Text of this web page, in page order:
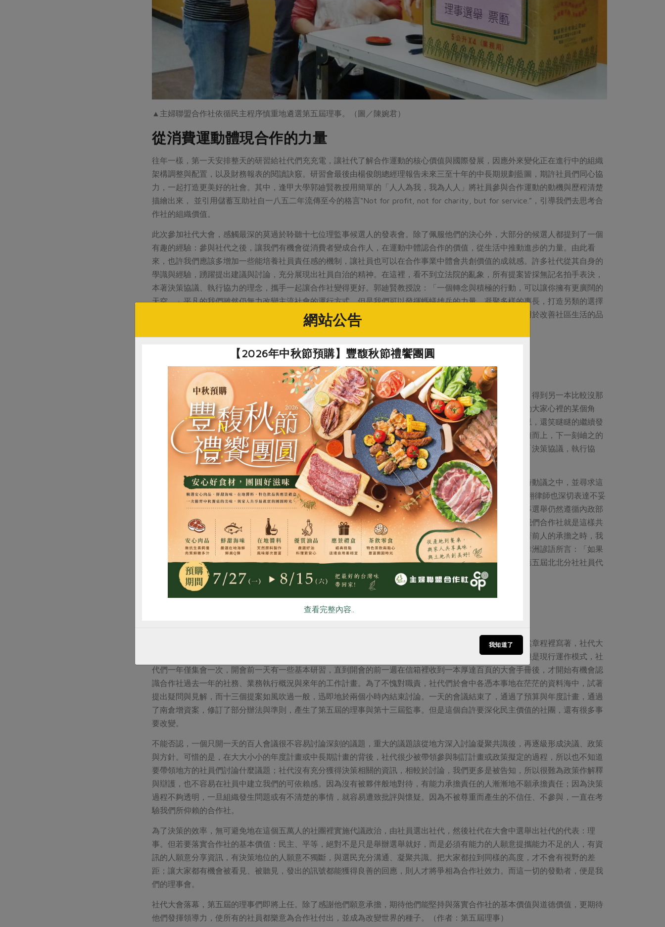
▲主婦聯盟合作社依循民主程序慎重地遴選第五屆理事。（圖／陳婉君）
從消費運動體現合作的力量
往年一樣，第一天安排整天的研習給社代們充充電，讓社代了解合作運動的核心價值與國際發展，因應外來變化正在進行中的組織
架構調整與配置，以及財務報表的閱讀訣竅。研習會最後由楊俊朗總經理報告未來三至十年的中長期規劃藍圖，期許社員們同心協
力，一起打造更美好的社會。其中，逢甲大學郭廸賢教授用簡單的「人人為我，我為人人」將社員參與合作運動的動機與歷程清楚
描繪出來， 並引用儲蓄互助社自一八五二年流傳至今的格言“Not for profit, not for charity, but for service.”，引導我們去思考合
作社的組織價值。
此次參加社代大會，感觸最深的莫過於聆聽十七位理監事候選人的發表會。除了佩服他們的決心外，大部分的候選人都提到了一個
有趣的經驗：參與社代之後，讓我們有機會從消費者變成合作人，在運動中體認合作的價值，從生活中推動進步的力量。由此看
來，也許我們應該多增加一些能培養社員責任感的機制，讓社員也可以在合作事業中體會共創價值的成就感。許多社代從其自身的
學識與經驗，踴躍提出建議與討論，充分展現出社員自治的精神。在這裡，看不到立法院的亂象，所有提案皆採無記名拍手表決，
本著決策協議、執行協力的理念，攜手一起讓合作社變得更好。郭廸賢教授說：「一個轉念與積極的行動，可以讓你擁有更廣闊的
天空。」平凡的我們雖然仍無力改變主流社會的運行方式，但是我們可以發揮螞蟻雄兵的力量，凝聚多樣的專長，打造另類的選擇
供世人學習與效法。對所有社員來說，最簡單的便是抽空參與班或站所的地區營運，將自己的才能與經驗，用於改善社區生活的品
質。夥伴們，我們排個時間一起去參加週報上的地區營運吧！（作者：第五屆北南分社社員代表）
共同前進方能走遠
文／邱炘正
我是一個菜鳥，今年第一次參加社代大會，為了明白社代大會的任務，帶著厚厚一本大會手冊參加社代研習，得到另一本比較沒那
麼厚的研習手冊，還有接下來兩天，前所未有的經歷。佩服之餘，謹在此試圖描繪兩個珍貴畫面，希望能觸動大家心裡的某個角
落。研習會初始，淑德主席就說過岫之理事「燒聲」，當第三堂課岫之說出第一句話時，不僅沒有放棄的意思，還笑瞇瞇的繼續發
出「沒有聲音的聲音」，說時遲那時快，梅相監事主席跳出來當翻譯，同時間，獻上喉糖的、端來開水的一擁而上，下一刻岫之的
聲音竟然恢復了不少，配合著「大家一起唸」的策略運用，真的清楚解釋了我們合作社新的組織架構，以及「決策協議，執行協
力」的真諦。
三月十六日一早，淑德主席請求將昨日已獲五十幾位社代連署的「理事選舉各分社保障名額」的提案放進臨時動議之中，並尋求這
屆理事選舉能適用此一辦法的解決之道。不過在監事會報告時， 監事們明白表達反對的立場，法律顧問李鳳翱律師也深切表達不妥
之慮，最後主席裁定休息十分鐘，全場陷入熱烈的討論。末了，主席宣布為顧及合法性，議程維持不變，理事選舉仍然遵循內政部
所頒布的選舉辦法。當下我體會充分溝通的重要，也為合作社最終還是秉持誠信、正直的決心喝采！是的，我們合作社就是這樣共
同學習、共同承擔，就是要這樣全社一起來，才能成就那一些些的力量，達到那一些些的改變。當我們享受著前人的承擔之時，我
相信「地區營運」是我們開啟社員參與的鑰匙，透過各種會議與對話凝聚共識，就能解決問題與困難。誠如非洲諺語所言：「如果
你要走得快一點，那就自己一個人走；如果你想要走得遠，那就要大家一起走！」合作人！加油！（作者：第五屆北北分社社員代
資訊透明是共識的開始
「請讓我們知道更多！」社代們在社代大會裡，不斷地向理事們、總經理與行政團隊發送著這樣的訊息。雖然章程裡寫著，社代大
會為合作社的最高權力單位，修制各種章程、聽取社務報告、選舉與罷免理監事、通過預算與業務計畫等，但是現行運作模式，社
代們一年僅集會一次，開會前一天有一些基本研習，直到開會的前一週在信箱裡收到一本厚達百頁的大會手冊後，才開始有機會認
識合作社過去一年的社務、業務執行概況與來年的工作計畫。為了不愧對職責，社代們於會中各憑本事地在茫茫的資料海中，試著
提出疑問與見解，而十三個提案如風吹過一般，迅即地於兩個小時內結束討論。一天的會議結束了，通過了預算與年度計畫，通過
了南倉增資案，修訂了部分辦法與準則，產生了第五屆的理事與第十三屆監事。但是這個自許要深化民主價值的社團，還有很多事
要改變。
不能否認，一個只開一天的百人會議很不容易討論深刻的議題，重大的議題該從地方深入討論凝聚共識後，再逐級形成決議、政策
與方針。可惜的是，在大大小小的年度計畫或中長期計畫的背後，社代很少被帶領參與制訂計畫或政策擬定的過程，所以也不知道
要帶領地方的社員們討論什麼議題；社代沒有充分獲得決策相關的資訊，相較於討論，我們更多是被告知，所以很難為政策作解釋
與辯護，也不容易在社員中建立我們的可依賴感。因為沒有被夥伴般地對待，有能力承擔責任的人漸漸地不願承擔責任；因為決策
過程不夠透明，一旦組織發生問題或有不清楚的事情，就容易遭致批評與懷疑。因為不被尊重而產生的不信任、不參與，一直在考
驗我們所仰賴的合作社。
為了決策的效率，無可避免地在這個五萬人的社團裡實施代議政治，由社員選出社代，然後社代在大會中選舉出社代的代表：理
事。但若要落實合作社的基本價值：民主、平等，絕對不是只是舉辦選舉就好，而是必須有能力的人願意提攜能力不足的人，有資
訊的人願意分享資訊，有決策地位的人願意不獨斷，與選民充分溝通、凝聚共識。把大家都拉到同樣的高度，才不會有視野的差
距；讓大家都有機會被看見、被聽見，發出的訊號都能獲得良善的回應，則人才將爭相為合作社效力。而這一切的發動者，便是我
們的理事會。
社代大會落幕，第五屆的理事們即將上任。除了感謝他們願意承擔，期待他們能堅持與落實合作社的基本價值與道德價值，更期待
他們發揮領導力，使所有的社員都樂意為合作社付出，並成為改變世界的種子。（作者：第五屆理事）
惜食 RPET 食譜 減硝酸鹽 雞蛋 食安 共同購買
網站公告
【2026年中秋節預購】豐馥秋節禮饗團圓
查看完整內容..
我知道了